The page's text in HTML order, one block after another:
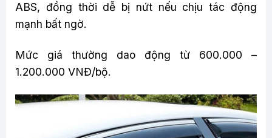
ABS, đồng thời dễ bị nứt nếu chịu tác động
mạnh bất ngờ.
Mức giá thường dao động từ 600.000 –
1.200.000 VNĐ/bộ.